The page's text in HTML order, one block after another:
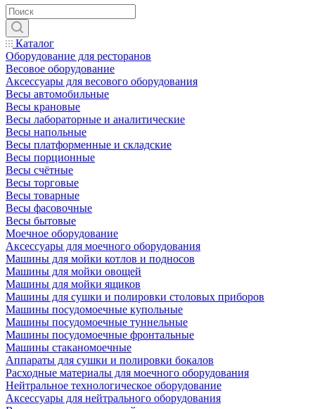
Каталог
Оборудование для ресторанов
Весовое оборудование
Аксессуары для весового оборудования
Весы автомобильные
Весы крановые
Весы лабораторные и аналитические
Весы напольные
Весы платформенные и складские
Весы порционные
Весы счётные
Весы торговые
Весы товарные
Весы фасовочные
Весы бытовые
Моечное оборудование
Аксессуары для моечного оборудования
Машины для мойки котлов и подносов
Машины для мойки овощей
Машины для мойки ящиков
Машины для сушки и полировки столовых приборов
Машины посудомоечные купольные
Машины посудомоечные туннельные
Машины посудомоечные фронтальные
Машины стаканомоечные
Аппараты для сушки и полировки бокалов
Расходные материалы для моечного оборудования
Нейтральное технологическое оборудование
Аксессуары для нейтрального оборудования